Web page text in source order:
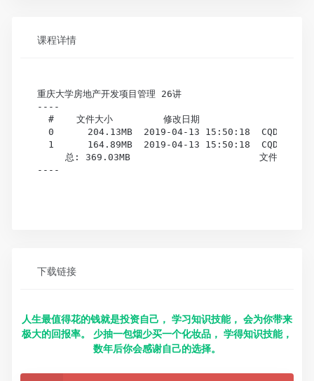
课程详情
重庆大学房地产开发项目管理 26讲
----
#    文件大小         修改日期
0      204.13MB  2019-04-13 15:50:18  CQDX-【】
1      164.89MB  2019-04-13 15:50:18  CQDX-【】
总: 369.03MB
----
下载链接
人生最值得花的钱就是投资自己， 学习知识技能， 会为你带来
极大的回报率。 少抽一包烟少买一个化妆品， 学得知识技能，
数年后你会感谢自己的选择。